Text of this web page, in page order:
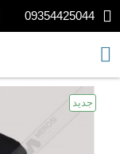
09354425044
جدید